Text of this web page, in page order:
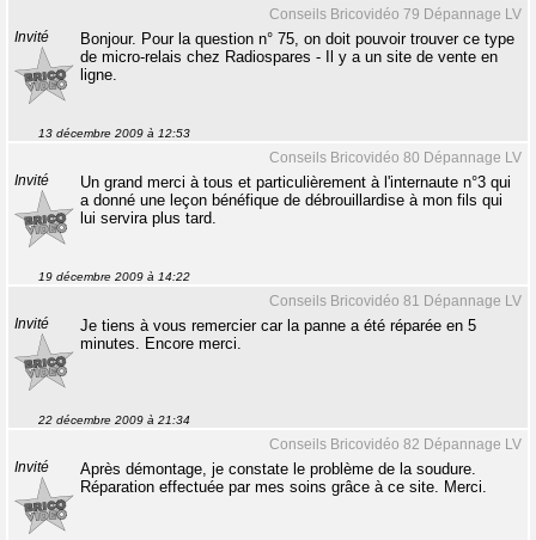
Conseils Bricovidéo 79 Dépannage LV
Invité
Bonjour. Pour la question n° 75, on doit pouvoir trouver ce type
de micro-relais chez Radiospares - Il y a un site de vente en
ligne.
13 décembre 2009 à 12:53
Conseils Bricovidéo 80 Dépannage LV
Invité
Un grand merci à tous et particulièrement à l'internaute n°3 qui
a donné une leçon bénéfique de débrouillardise à mon fils qui
lui servira plus tard.
19 décembre 2009 à 14:22
Conseils Bricovidéo 81 Dépannage LV
Invité
Je tiens à vous remercier car la panne a été réparée en 5
minutes. Encore merci.
22 décembre 2009 à 21:34
Conseils Bricovidéo 82 Dépannage LV
Invité
Après démontage, je constate le problème de la soudure.
Réparation effectuée par mes soins grâce à ce site. Merci.